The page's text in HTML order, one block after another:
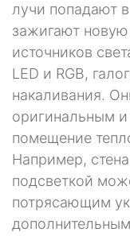
лучи попадают
зажигают новую
источников
LED и RGB,
накаливания.
оригинальным
помещение
Например,
подсветкой
потрясающим